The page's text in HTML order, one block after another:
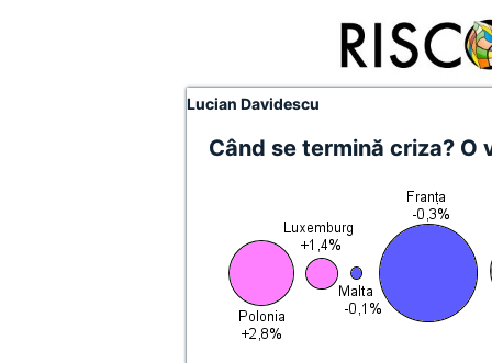
Lucian Davidescu
Când se termină criza? O